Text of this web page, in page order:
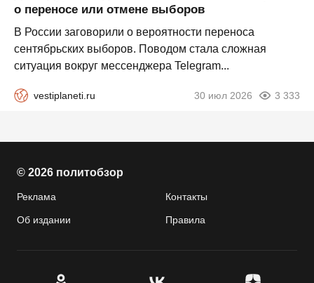
о переносе или отмене выборов
В России заговорили о вероятности переноса
сентябрьских выборов. Поводом стала сложная
ситуация вокруг мессенджера Telegram...
vestiplaneti.ru 30 июл 2026 3 333
© 2026 политобзор
Реклама Контакты
Об издании Правила